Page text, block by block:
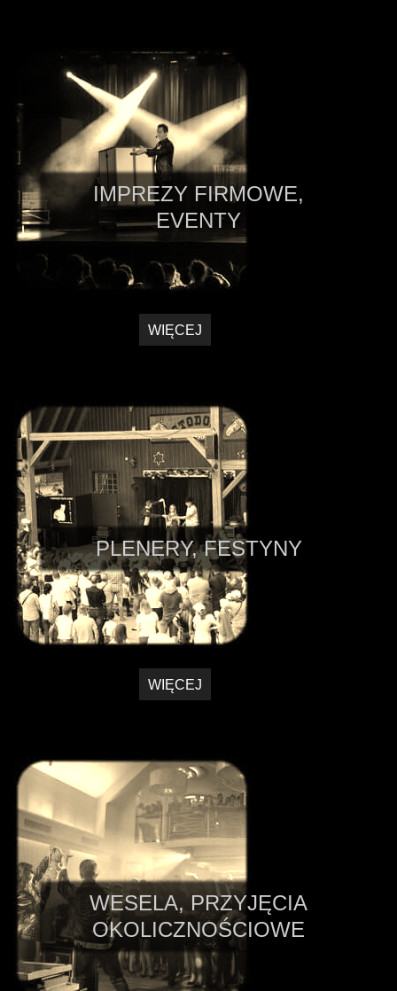
IMPREZY FIRMOWE,
EVENTY
WIĘCEJ
PLENERY, FESTYNY
WIĘCEJ
WESELA, PRZYJĘCIA
OKOLICZNOŚCIOWE